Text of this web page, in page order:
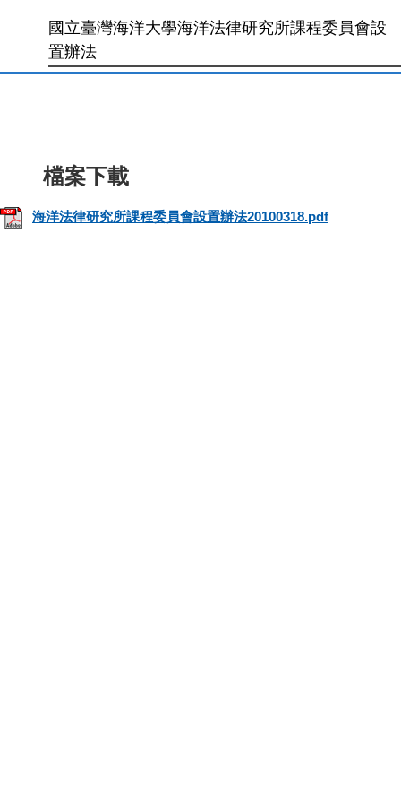
國立臺灣海洋大學海洋法律研究所課程委員會設
置辦法
海洋法律研究所課程委員會設置辦法20100318.pdf